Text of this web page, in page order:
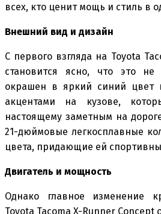
всех, кто ценит мощь и стиль в
Внешний вид и дизайн
С первого взгляда на Toyota
становится ясно, что это
окрашен в яркий синий цвет
акцентами на кузове,
настоящему заметным на
21-дюймовые легкосплавные
цвета, придающие ей
Двигатель и мощность
Однако главное изменение
Toyota Tacoma X-Runner